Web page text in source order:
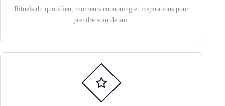
Rituels du quotidien, moments cocooning et inspirations pour
prendre soin de soi.